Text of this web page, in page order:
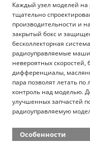
Каждый узел моделей
тщательно
производительности и
закрытый бокс и
бесколлекторная
радиоуправляемые
невероятных скоростей,
дифференциалы,
пара позволят летать
контроль над моделью.
улучшенных запчастей
радиоуправляемую
Особенности